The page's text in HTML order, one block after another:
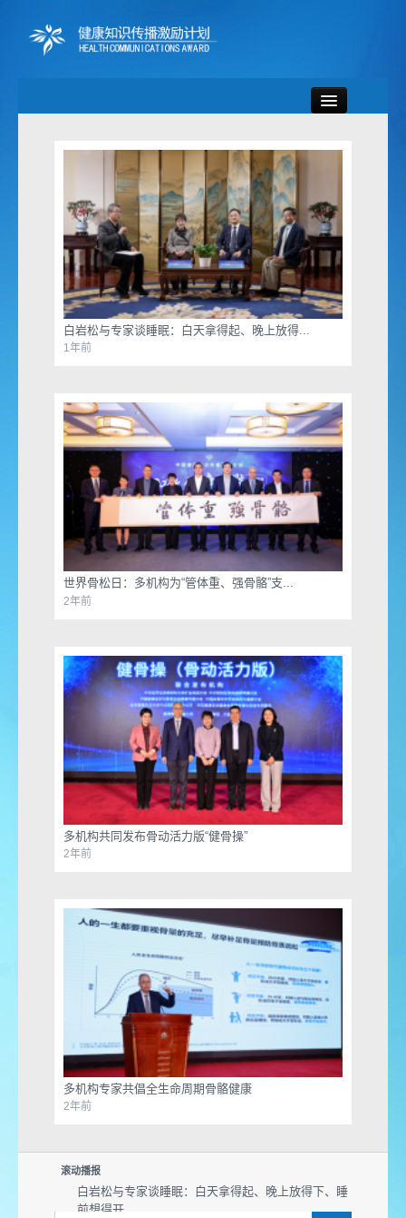
新闻资讯
专题活动
宣传资料
健康微视
白岩松与专家谈睡眠：白天拿得起、晚上放得...
1年前
世界骨松日：多机构为“管体重、强骨骼”支...
2年前
多机构共同发布骨动活力版“健骨操”
2年前
多机构专家共倡全生命周期骨骼健康
2年前
滚动播报
白岩松与专家谈睡眠：白天拿得起、晚上放得下、睡
前想得开